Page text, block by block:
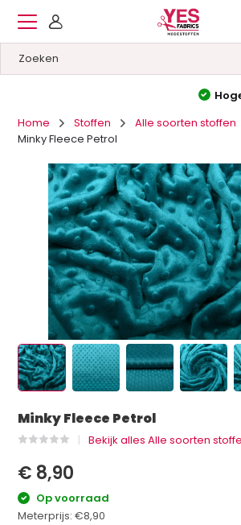
&Lage
Home
Stoffen
Alle soorten stoffen
Minky Fleece Petrol
Minky Fleece Petrol
Bekijk alles Alle soorten
€ 8,90
Op voorraad
Meterprijs:€8,90